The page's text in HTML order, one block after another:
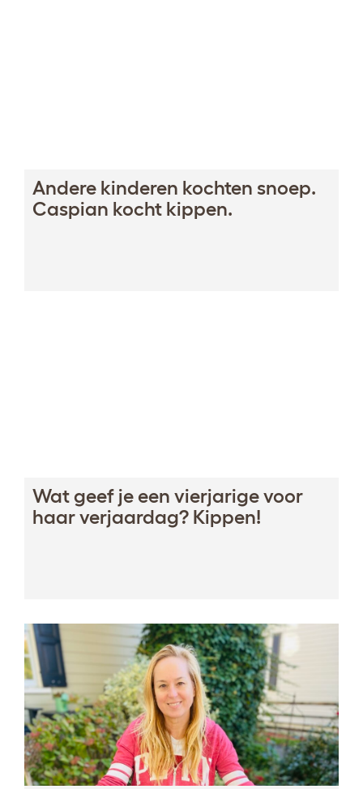
Andere kinderen kochten snoep.
Caspian kocht kippen.
Wat geef je een vierjarige voor
haar verjaardag? Kippen!